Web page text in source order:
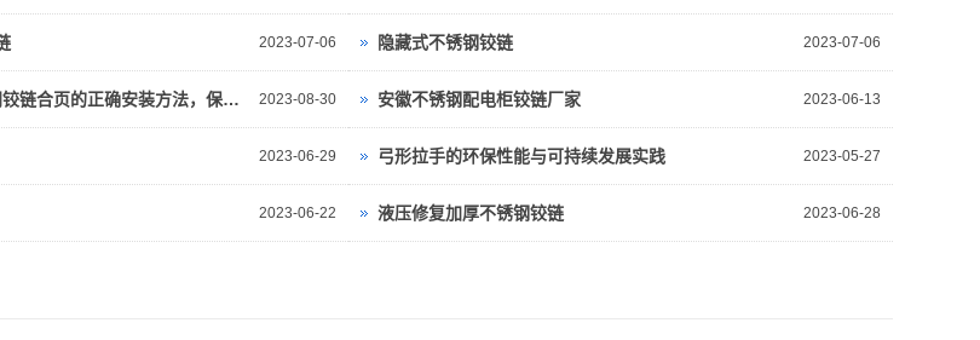
2023-07-06 2023-07-06
隐藏式不锈钢铰链
2023-08-30
十分钟教你学会防盗门铰链合页的正确安装方法，保护家庭安全！ 2023-06-13
安徽不锈钢配电柜铰链厂家
2023-06-29 2023-05-27
弓形拉手的环保性能与可持续发展实践
2023-06-22 2023-06-28
液压修复加厚不锈钢铰链